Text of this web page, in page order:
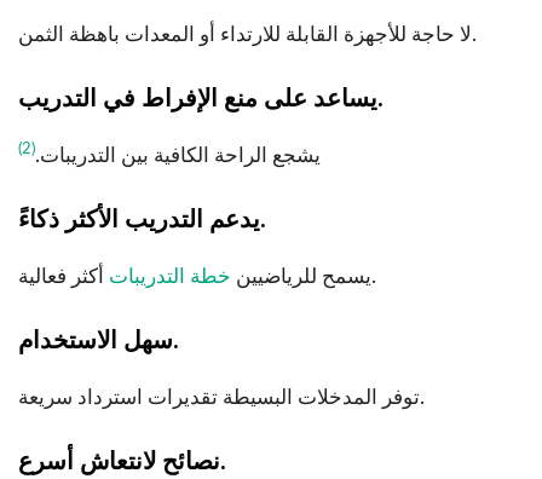
لا حاجة للأجهزة القابلة للارتداء أو المعدات باهظة الثمن.
يساعد على منع الإفراط في التدريب.
يشجع الراحة الكافية بين التدريبات.(2)
يدعم التدريب الأكثر ذكاءً.
يسمح للرياضيين خطة التدريبات أكثر فعالية.
سهل الاستخدام.
توفر المدخلات البسيطة تقديرات استرداد سريعة.
نصائح لانتعاش أسرع.